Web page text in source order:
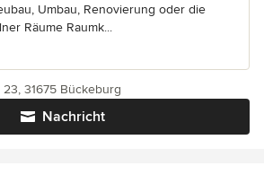
Umbau, Renovierung oder die
Räume Raumk...
Nachricht
31675 Bückeburg